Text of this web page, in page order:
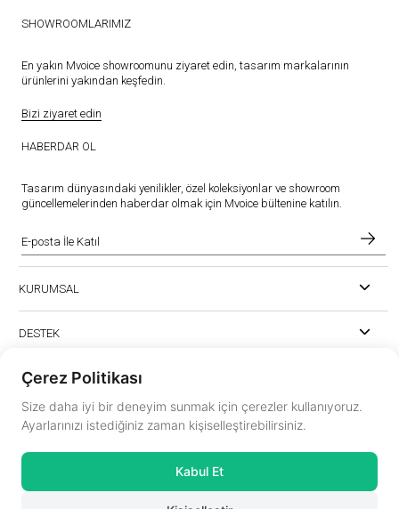
SHOWROOMLARIMIZ
En yakın Mvoice showroomunu ziyaret edin, tasarım markalarının
ürünlerini yakından keşfedin.
Bizi ziyaret edin
HABERDAR OL
Tasarım dünyasındaki yenilikler, özel koleksiyonlar ve showroom
güncellemelerinden haberdar olmak için Mvoice bültenine katılın.
KURUMSAL
DESTEK
instagram.com/mvoiceinterior
mvoice@mvoicemobilya.com
Çerez Politikası
Size daha iyi bir deneyim sunmak için çerezler kullanıyoruz.
Ayarlarınızı istediğiniz zaman kişiselleştirebilirsiniz.
Kabul Et